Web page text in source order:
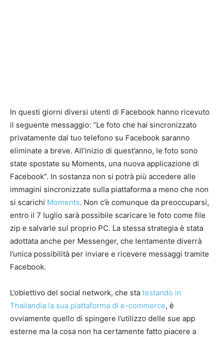
In questi giorni diversi utenti di Facebook hanno ricevuto
il seguente messaggio: “Le foto che hai sincronizzato
privatamente dal tuo telefono su Facebook saranno
eliminate a breve. All’inizio di quest’anno, le foto sono
state spostate su Moments, una nuova applicazione di
Facebook”. In sostanza non si potrà più accedere alle
immagini sincronizzate sulla piattaforma a meno che non
si scarichi Moments. Non c’è comunque da preoccuparsi,
entro il 7 luglio sarà possibile scaricare le foto come file
zip e salvarle sul proprio PC. La stessa strategia è stata
adottata anche per Messenger, che lentamente diverrà
l’unica possibilità per inviare e ricevere messaggi tramite
Facebook.
L’obiettivo del social network, che sta testando in
Thailandia la sua piattaforma di e-commerce, è
ovviamente quello di spingere l’utilizzo delle sue app
esterne ma la cosa non ha certamente fatto piacere a